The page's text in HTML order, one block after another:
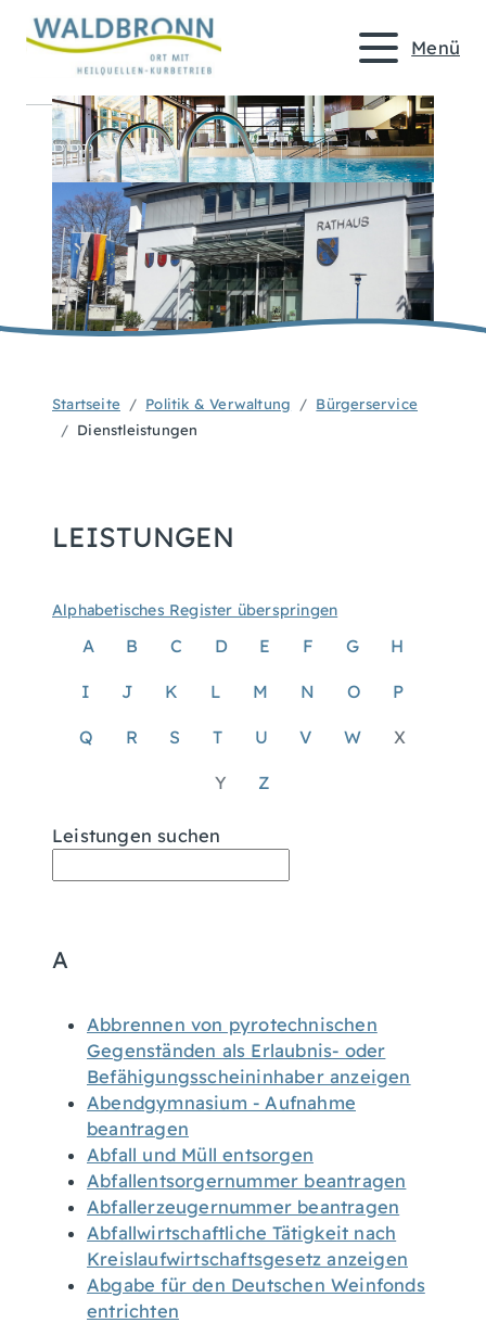
Menü
Startseite Politik & Verwaltung
Bürgerservice
Dienstleistungen
LEISTUNGEN
Alphabetisches Register überspringen
A B C D E F G H
I J K L M N O P
Q R S T U V W X
Y Z
Leistungen suchen
A
Abbrennen von pyrotechnischen
Gegenständen als Erlaubnis- oder
Befähigungsscheininhaber anzeigen
Abendgymnasium - Aufnahme
beantragen
Abfall und Müll entsorgen
Abfallentsorgernummer beantragen
Abfallerzeugernummer beantragen
Abfallwirtschaftliche Tätigkeit nach
Kreislaufwirtschaftsgesetz anzeigen
Abgabe für den Deutschen Weinfonds
entrichten